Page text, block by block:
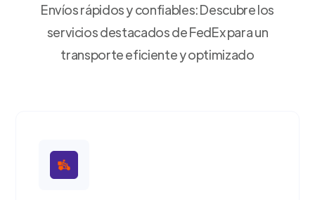
Envíos rápidos y confiables: Descubre los
servicios destacados de FedEx para un
transporte eficiente y optimizado